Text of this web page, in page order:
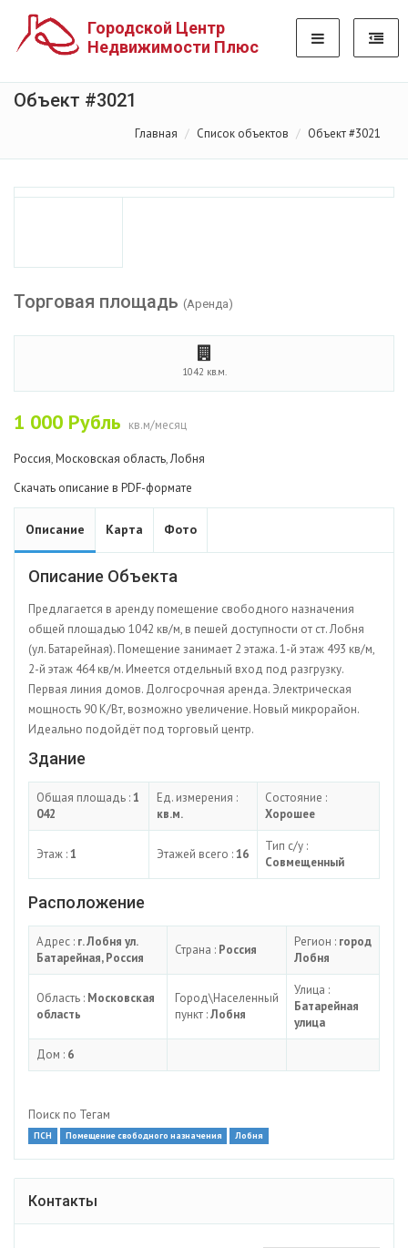
Городской Центр
Недвижимости Плюс
Объект #3021
Главная Список объектов Объект #3021
Торговая площадь (Аренда)
1042 кв.м.
1 000 Рубль кв.м/месяц
Россия,Московская область,Лобня
Скачать описание в PDF-формате
Описание Карта Фото
Описание Объекта
Предлагается в аренду помещение свободного назначения
общей площадью 1042 кв/м, в пешей доступности от ст. Лобня
(ул. Батарейная). Помещение занимает 2 этажа. 1-й этаж 493 кв/м,
2-й этаж 464 кв/м. Имеется отдельный вход под разгрузку.
Первая линия домов. Долгосрочная аренда. Электрическая
мощность 90 К/Вт, возможно увеличение. Новый микрорайон.
Идеально подойдёт под торговый центр.
Здание
Общая площадь :1
042
Ед. измерения :
кв.м.
Состояние :
Хорошее
Этаж :1 Этажей всего :16
Тип с/у :
Совмещенный
Расположение
Адрес : г. Лобня ул.
Батарейная, Россия
Страна : Россия
Регион : город
Лобня
Область : Московская
область
Город\Населенный
пункт :Лобня
Улица :
Батарейная
улица
Дом : 6
Поиск по Тегам
ПСН Помещение свободного назначения Лобня
Контакты